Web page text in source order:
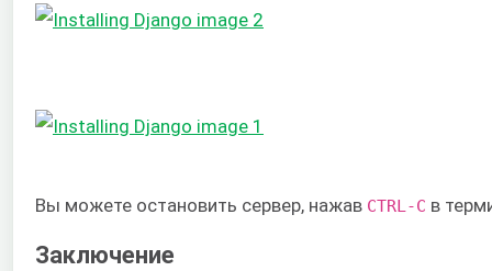
Вы можете остановить сервер, нажав CTRL-C в
Заключение